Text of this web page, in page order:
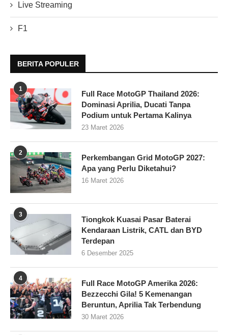
Live Streaming
F1
BERITA POPULER
1
Full Race MotoGP Thailand 2026:
Dominasi Aprilia, Ducati Tanpa
Podium untuk Pertama Kalinya
23 Maret 2026
2
Perkembangan Grid MotoGP 2027:
Apa yang Perlu Diketahui?
16 Maret 2026
3
Tiongkok Kuasai Pasar Baterai
Kendaraan Listrik, CATL dan BYD
Terdepan
6 Desember 2025
4
Full Race MotoGP Amerika 2026:
Bezzecchi Gila! 5 Kemenangan
Beruntun, Aprilia Tak Terbendung
30 Maret 2026